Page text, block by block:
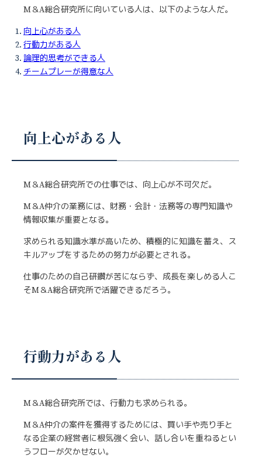
M＆A総合研究所に向いている人は、以下のような人だ。
向上心がある人
行動力がある人
論理的思考ができる人
チームプレーが得意な人
向上心がある人
M＆A総合研究所での仕事では、向上心が不可欠だ。
M＆A仲介の業務には、財務・会計・法務等の専門知識や
情報収集が重要となる。
求められる知識水準が高いため、積極的に知識を蓄え、ス
キルアップをするための努力が必要とされる。
仕事のための自己研鑽が苦にならず、成長を楽しめる人こ
そM＆A総合研究所で活躍できるだろう。
行動力がある人
M＆A総合研究所では、行動力も求められる。
M＆A仲介の案件を獲得するためには、買い手や売り手と
なる企業の経営者に根気強く会い、話し合いを重ねるとい
うフローが欠かせない。